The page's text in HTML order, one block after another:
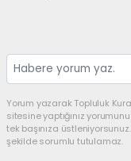
Yorum yazarak Topluluk
sitesine yaptığınız
tek başınıza
şekilde sorumlu tutulamaz.